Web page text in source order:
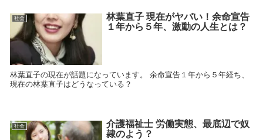
社会
林葉直子 現在がヤバい！余命宣告
１年から５年、激動の人生とは？
林葉直子の現在が話題になっています。 余命宣告１年から５年経ち、
現在の林葉直子はどうなっている？
社会
介護福祉士 労働実態、最底辺で奴
隷のよう？